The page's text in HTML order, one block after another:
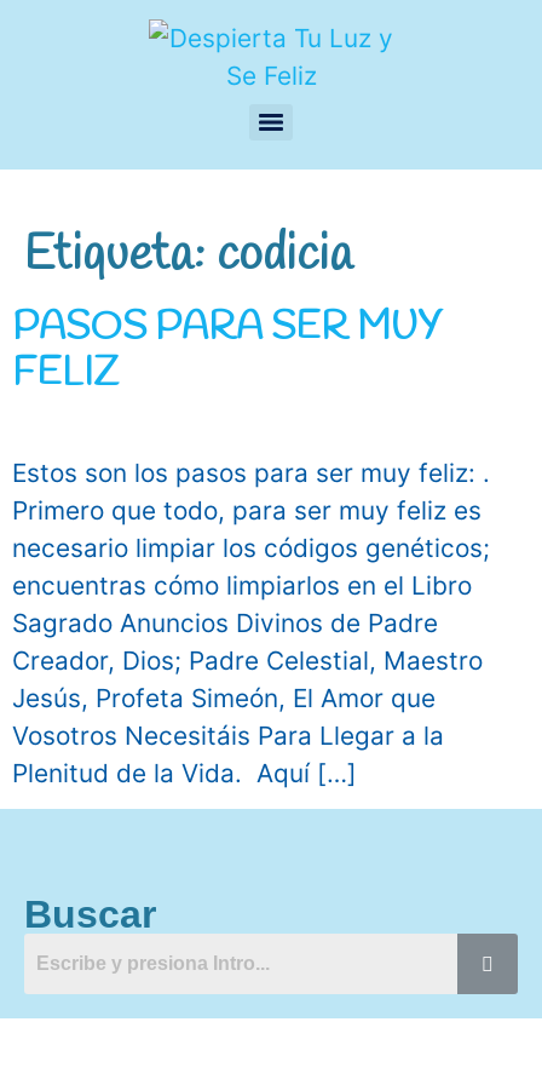
Etiqueta: codicia
PASOS PARA SER MUY
FELIZ
Estos son los pasos para ser muy feliz: .
Primero que todo, para ser muy feliz es
necesario limpiar los códigos genéticos;
encuentras cómo limpiarlos en el Libro
Sagrado Anuncios Divinos de Padre
Creador, Dios; Padre Celestial, Maestro
Jesús, Profeta Simeón, El Amor que
Vosotros Necesitáis Para Llegar a la
Plenitud de la Vida. Aquí […]
Buscar